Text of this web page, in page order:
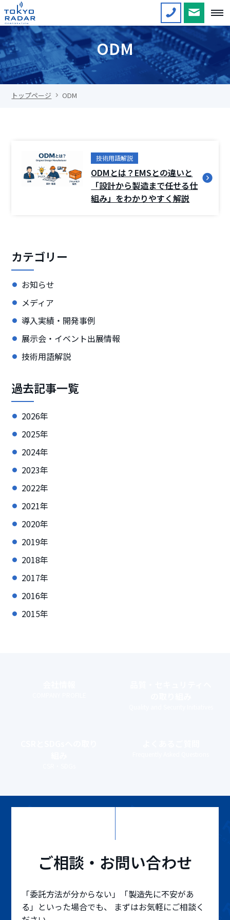
ODM
トップページ ODM
技術用語解説
ODMとは？EMSとの違いと
「設計から製造まで任せる仕
組み」をわかりやすく解説
カテゴリー
お知らせ
メディア
導入実績・開発事例
展示会・イベント出展情報
技術用語解説
過去記事一覧
2026年
2025年
2024年
2023年
2022年
2021年
2020年
2019年
2018年
2017年
2016年
2015年
ご相談・お問い合わせ
「委託方法が分からない」「製造先に不安があ
る」といった場合でも、 まずはお気軽にご相談く